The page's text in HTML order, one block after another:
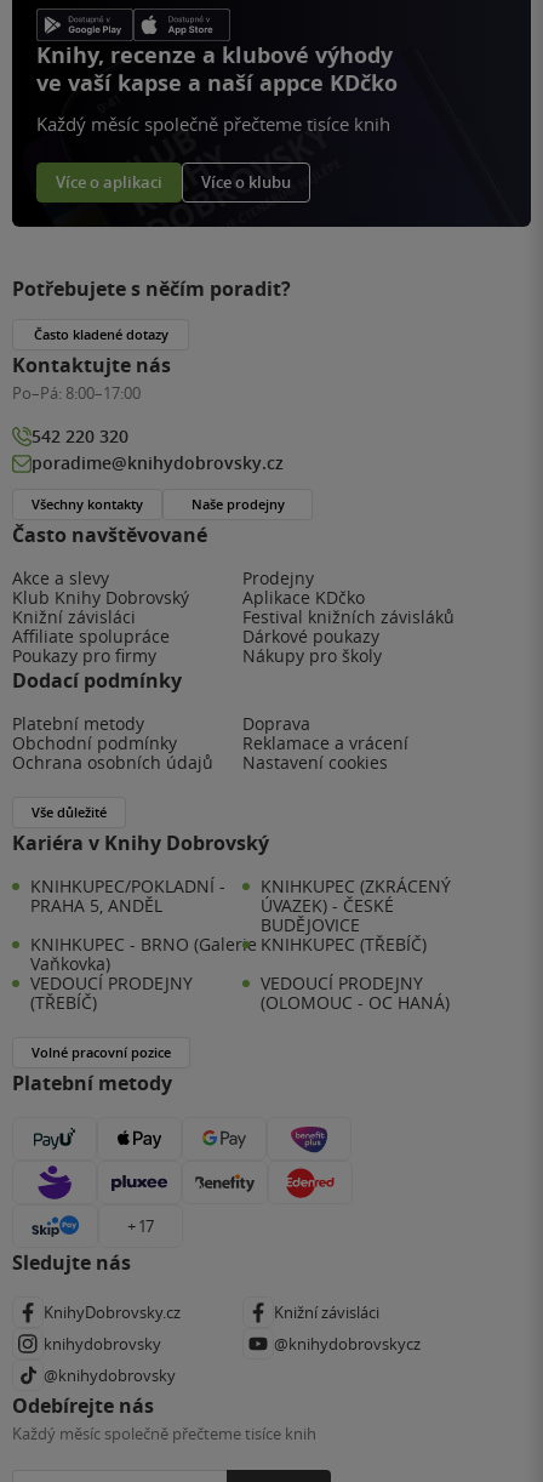
Knihy, recenze a klubové výhody
ve vaší kapse a naší appce KDčko
Každý měsíc společně přečteme tisíce knih
Více o aplikaci Více o klubu
Často navštěvované
Akce a slevy
Prodejny
Klub Knihy Dobrovský
Aplikace KDčko
Knižní závisláci
Festival knižních závisláků
Affiliate spolupráce
Dárkové poukazy
Poukazy pro firmy
Nákupy pro školy
Dodací podmínky
Platební metody
Doprava
Obchodní podmínky
Reklamace a vrácení
Ochrana osobních údajů
Nastavení cookies
Vše důležité
Kariéra v Knihy Dobrovský
KNIHKUPEC/POKLADNÍ -
PRAHA 5, ANDĚL
KNIHKUPEC (ZKRÁCENÝ
ÚVAZEK) - ČESKÉ
BUDĚJOVICE
KNIHKUPEC - BRNO (Galerie
Vaňkovka)
KNIHKUPEC (TŘEBÍČ)
VEDOUCÍ PRODEJNY
(TŘEBÍČ)
VEDOUCÍ PRODEJNY
(OLOMOUC - OC HANÁ)
Volné pracovní pozice
Platební metody
+ 17
Sledujte nás
KnihyDobrovsky.cz
Knižní závisláci
knihydobrovsky
@knihydobrovskycz
@knihydobrovsky
Odebírejte nás
Každý měsíc společně přečteme tisíce knih
Potřebujete s něčím poradit?
Často kladené dotazy
Kontaktujte nás
Po–Pá: 8:00–17:00
542 220 320
poradime@knihydobrovsky.cz
Všechny kontakty Naše prodejny